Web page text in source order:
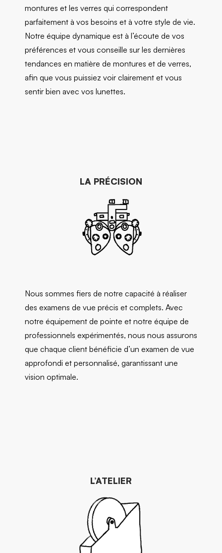
montures et les verres qui correspondent
parfaitement à vos besoins et à votre style de vie.
Notre équipe dynamique est à l’écoute de vos
préférences et vous conseille sur les dernières
tendances en matière de montures et de verres,
afin que vous puissiez voir clairement et vous
sentir bien avec vos lunettes.
LA PRÉCISION
Nous sommes fiers de notre capacité à réaliser
des examens de vue précis et complets. Avec
notre équipement de pointe et notre équipe de
professionnels expérimentés, nous nous assurons
que chaque client bénéficie d’un examen de vue
approfondi et personnalisé, garantissant une
vision optimale.
L’ATELIER